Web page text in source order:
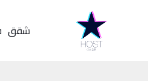
شقق